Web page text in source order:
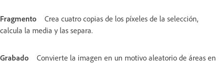
Fragmento
Crea cuatro copias de los píxeles de la selección,
calcula la media y las separa.
Grabado
Convierte la imagen en un motivo aleatorio de áreas en